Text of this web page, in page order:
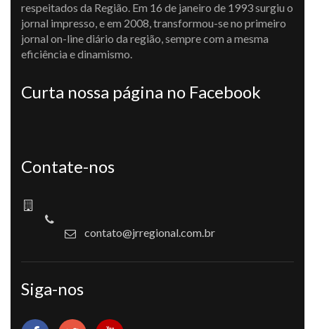
respeitados da Região. Em 16 de janeiro de 1993 surgiu o
jornal impresso, e em 2008, transformou-se no primeiro
jornal on-line diário da região, sempre com a mesma
eficiência e dinamismo.
Curta nossa página no Facebook
Contate-nos
contato@jrregional.com.br
Siga-nos